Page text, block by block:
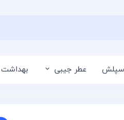
عطر جیبی بهداشت